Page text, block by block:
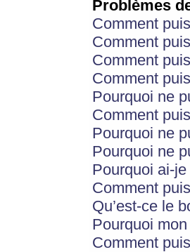
Problèmes
Comment
Comment
Comment
Comment
Pourquoi ne
Comment
Pourquoi ne
Pourquoi ne
Pourquoi ai-
Comment
Qu’est-ce le
Pourquoi
Comment